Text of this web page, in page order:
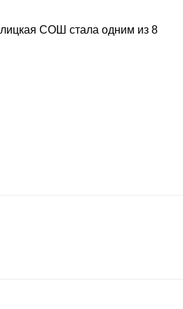
СОШ стала одним из 8